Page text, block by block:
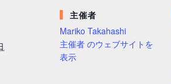
主催者
Mariko Takahashi
主催者 のウェブサイトを
表示